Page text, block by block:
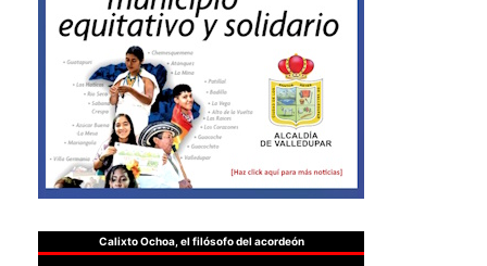
Calixto Ochoa, el filósofo del acordeón